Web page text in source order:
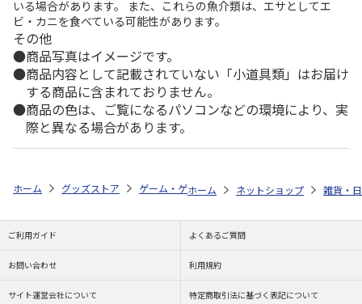
いる場合があります。 また、これらの魚介類は、エサとしてエ
ビ・カニを食べている可能性があります。
その他
商品写真はイメージです。
商品内容として記載されていない「小道具類」はお届け
する商品に含まれておりません。
商品の色は、ご覧になるパソコンなどの環境により、実
際と異なる場合があります。
ホーム グッズストア ゲーム・ゲームキャラクター 英雄伝説 軌跡シ
ホーム ネットショップ 雑貨・
ご利用ガイド よくあるご質問
お問い合わせ 利用規約
サイト運営会社について 特定商取引法に基づく表記について